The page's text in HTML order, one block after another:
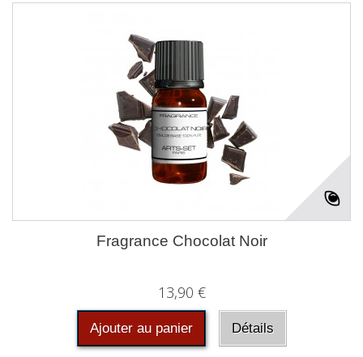
Fragrance Chocolat Noir
13,90 €
Ajouter au panier Détails